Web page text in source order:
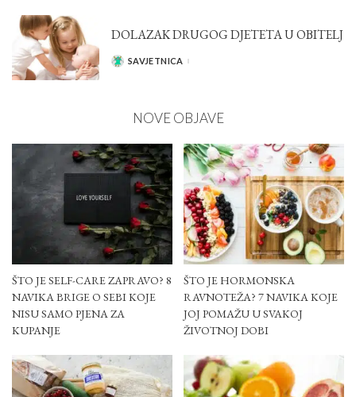
DOLAZAK DRUGOG DJETETA U OBITELJ
POSTED
SAVJETNICA
NOVE OBJAVE
ŠTO JE SELF-CARE ZAPRAVO? 8
NAVIKA BRIGE O SEBI KOJE
NISU SAMO PJENA ZA
KUPANJE
ŠTO JE HORMONSKA
RAVNOTEŽA? 7 NAVIKA KOJE
JOJ POMAŽU U SVAKOJ
ŽIVOTNOJ DOBI